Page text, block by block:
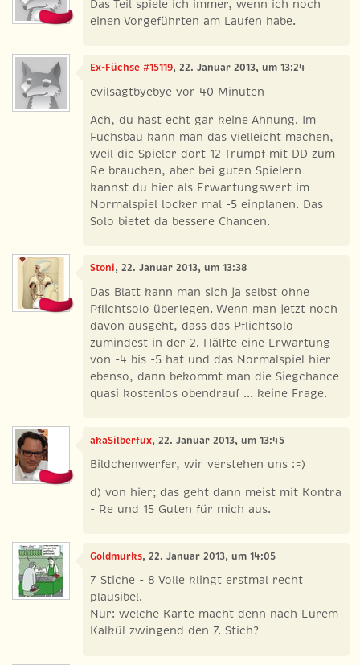
Das Teil spiele ich immer, wenn ich noch
einen Vorgeführten am Laufen habe.
Ex-Füchse #15119, 22. Januar 2013, um 13:24
evilsagtbyebye vor 40 Minuten
Ach, du hast echt gar keine Ahnung. Im
Fuchsbau kann man das vielleicht machen,
weil die Spieler dort 12 Trumpf mit DD zum
Re brauchen, aber bei guten Spielern
kannst du hier als Erwartungswert im
Normalspiel locker mal -5 einplanen. Das
Solo bietet da bessere Chancen.
Stoni, 22. Januar 2013, um 13:38
Das Blatt kann man sich ja selbst ohne
Pflichtsolo überlegen. Wenn man jetzt noch
davon ausgeht, dass das Pflichtsolo
zumindest in der 2. Hälfte eine Erwartung
von -4 bis -5 hat und das Normalspiel hier
ebenso, dann bekommt man die Siegchance
quasi kostenlos obendrauf ... keine Frage.
akaSilberfux, 22. Januar 2013, um 13:45
Bildchenwerfer, wir verstehen uns :=)
d) von hier; das geht dann meist mit Kontra
- Re und 15 Guten für mich aus.
Goldmurks, 22. Januar 2013, um 14:05
7 Stiche - 8 Volle klingt erstmal recht
plausibel.
Nur: welche Karte macht denn nach Eurem
Kalkül zwingend den 7. Stich?